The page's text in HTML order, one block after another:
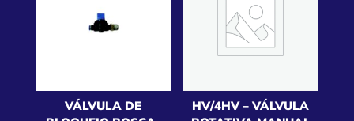
VÁLVULA DE
HV/4HV – VÁLVULA